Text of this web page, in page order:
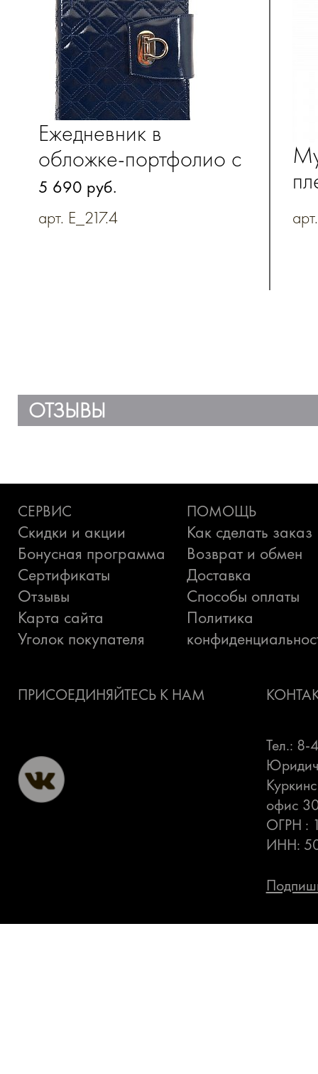
Ежедневник в
обложке-портфолио c
оригинальной
вышивкой и хлястиком
на декоративном
5 690 руб.
арт. E_217.4
ОТЗЫВЫ
СЕРВИС
Скидки и акции
Бонусная программа
Сертификаты
Отзывы
Карта сайта
Уголок покупателя
ПОМОЩЬ
Как сделать заказ
Возврат и обмен
Доставка
Способы оплаты
Политика
ПРИСОЕДИНЯЙТЕСЬ К НАМ
Тел.: 8-
офис
ОГРН :
ИНН: